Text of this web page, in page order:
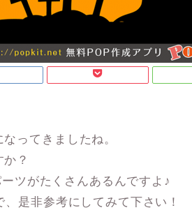
ってきましたね。
？
ツがたくさんあるんですよ♪
是非参考にしてみて下さい！